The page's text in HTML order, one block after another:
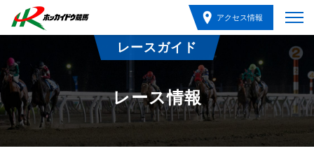
アクセス情報
レースガイド
レース情報